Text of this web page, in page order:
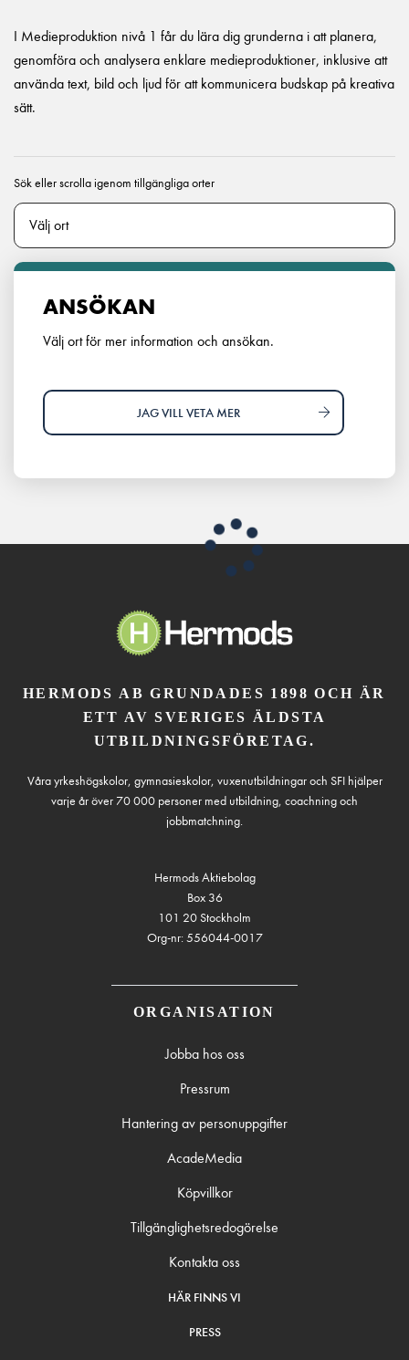
I Medieproduktion nivå 1 får du lära dig grunderna i att planera,
genomföra och analysera enklare medieproduktioner, inklusive att
använda text, bild och ljud för att kommunicera budskap på kreativa
sätt.
Sök eller scrolla igenom tillgängliga orter
ANSÖKAN
Välj ort för mer information och ansökan.
JAG VILL VETA MER
HERMODS AB GRUNDADES 1898 OCH ÄR
ETT AV SVERIGES ÄLDSTA
UTBILDNINGSFÖRETAG.
Våra yrkeshögskolor, gymnasieskolor, vuxenutbildningar och SFI hjälper
varje år över 70 000 personer med utbildning, coachning och
jobbmatchning.
Hermods Aktiebolag
Box 36
101 20 Stockholm
Org-nr: 556044-0017
ORGANISATION
Jobba hos oss
Pressrum
Hantering av personuppgifter
AcadeMedia
Köpvillkor
Tillgänglighetsredogörelse
Kontakta oss
HÄR FINNS VI
PRESS